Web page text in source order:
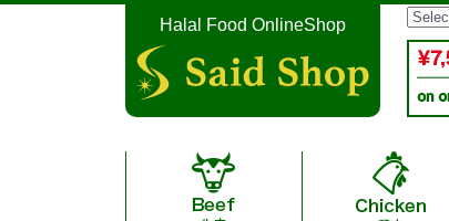
Halal Food OnlineShop